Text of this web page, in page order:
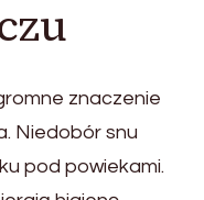
znaczenie
Niedobór snu
pod powiekami.